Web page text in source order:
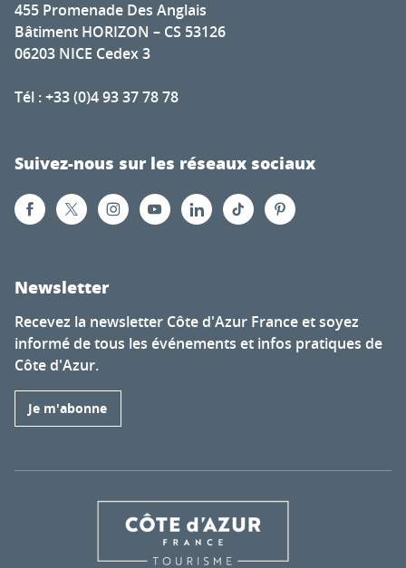
455 Promenade Des Anglais
Bâtiment HORIZON – CS 53126
06203 NICE Cedex 3
Tél : +33 (0)4 93 37 78 78
Suivez-nous sur les réseaux sociaux
Newsletter
Recevez la newsletter Côte d'Azur France et soyez
informé de tous les événements et infos pratiques de
Côte d'Azur.
Je m'abonne